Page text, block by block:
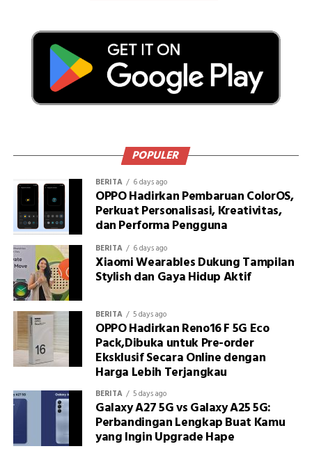
POPULER
BERITA 6 days ago
OPPO Hadirkan Pembaruan ColorOS,
Perkuat Personalisasi, Kreativitas,
dan Performa Pengguna
BERITA 6 days ago
Xiaomi Wearables Dukung Tampilan
Stylish dan Gaya Hidup Aktif
BERITA 5 days ago
OPPO Hadirkan Reno16 F 5G Eco
Pack,Dibuka untuk Pre-order
Eksklusif Secara Online dengan
Harga Lebih Terjangkau
BERITA 5 days ago
Galaxy A27 5G vs Galaxy A25 5G:
Perbandingan Lengkap Buat Kamu
yang Ingin Upgrade Hape